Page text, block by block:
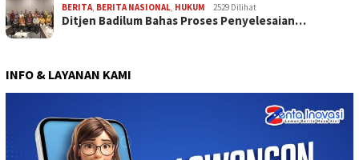
BERITA, BERITA NASIONAL, HUKUM 2529 Dilihat
Ditjen Badilum Bahas Proses Penyelesaian…
INFO & LAYANAN KAMI